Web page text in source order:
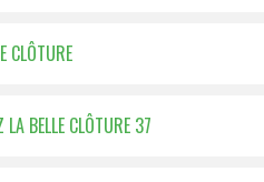
CLÔTURE
BELLE CLÔTURE 37